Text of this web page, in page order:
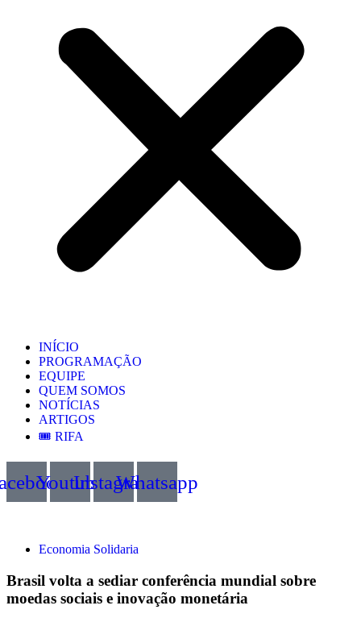
INÍCIO
PROGRAMAÇÃO
EQUIPE
QUEM SOMOS
NOTÍCIAS
ARTIGOS
🎟️ RIFA
YoutubeInstagramWhatsapp
Economia Solidaria
Brasil volta a sediar conferência mundial sobre
moedas sociais e inovação monetária